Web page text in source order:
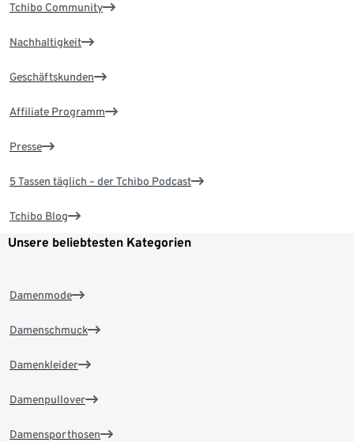
Tchibo Community
Nachhaltigkeit
Geschäftskunden
Affiliate Programm
Presse
5 Tassen täglich – der Tchibo Podcast
Tchibo Blog
Unsere beliebtesten Kategorien
Damenmode
Damenschmuck
Damenkleider
Damenpullover
Damensporthosen